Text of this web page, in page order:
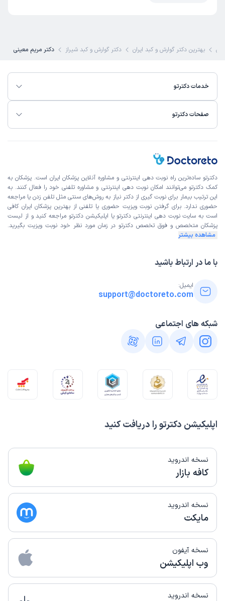
بهترین دکتر گوارش و کبد ایران دکتر گوارش و کبد شیراز دکتر مریم معینی
خدمات دکترتو
صفحات دکترتو
اپلیکیشن دکترتو را دریافت کنید
نسخه اندروید
کافه بازار
نسخه اندروید
مایکت
نسخه آیفون
وب اپلیکیشن
نسخه اندروید
دکترتو ساده‌ترین راه نوبت‌ دهی اینترنتی و مشاوره آنلاین پزشکان ایران است. پزشکان به
کمک دکترتو می‌توانند امکان نوبت دهی اینترنتی و مشاوره تلفنی خود را فعال کنند. به
این ترتیب بیمار برای نوبت گیری از دکتر نیاز به روش‌های سنتی مثل تلفن زدن یا مراجعه
حضوری ندارد. برای گرفتن نوبت ویزیت حضوری یا تلفنی از بهترین پزشکان ایران کافی
است به سایت نوبت دهی اینترنتی دکترتو یا اپلیکیشن دکترتو مراجعه کنید و از لیست
پزشکان متخصص و فوق تخصص دکترتو در زمان مورد نظر خود نوبت ویزیت بگیرید.
مشاهده بیشتر
با ما در ارتباط باشید
ایمیل:
support@doctoreto.com
شبکه های اجتماعی